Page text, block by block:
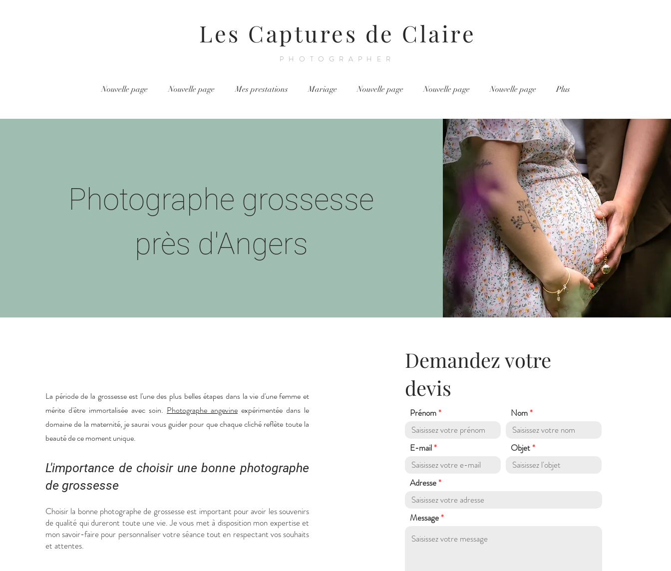
Les Captures de Claire
PHOTOGRAPHER
Nouvelle page Nouvelle page Mes prestations Mariage Nouvelle page Nouvelle page Nouvelle page Plus
Photographe grossesse
près d'Angers
La période de la grossesse est l'une des plus belles étapes dans la vie d'une femme et
mérite d'être immortalisée avec soin. Photographe angevine expérimentée dans le
domaine de la maternité, je saurai vous guider pour que chaque cliché reflète toute la
beauté de ce moment unique.
L'importance de choisir une bonne photographe
de grossesse
Choisir la bonne photographe de grossesse est important pour avoir les souvenirs
de qualité qui dureront toute une vie. Je vous met à disposition mon expertise et
mon savoir-faire pour personnaliser votre séance tout en respectant vos souhaits
et attentes.
Demandez votre
devis
Prénom Nom
E-mail Objet
Adresse
Message